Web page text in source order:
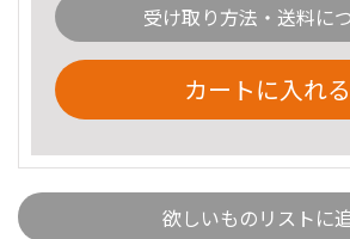
受け取り方法・送料に
カートに入れる
欲しいものリストに